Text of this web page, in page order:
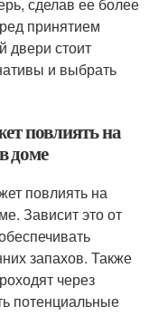
сделав ее более
принятием
двери стоит
и выбрать
повлиять на
доме
повлиять на
Зависит это от
запахов. Также
через
потенциальные